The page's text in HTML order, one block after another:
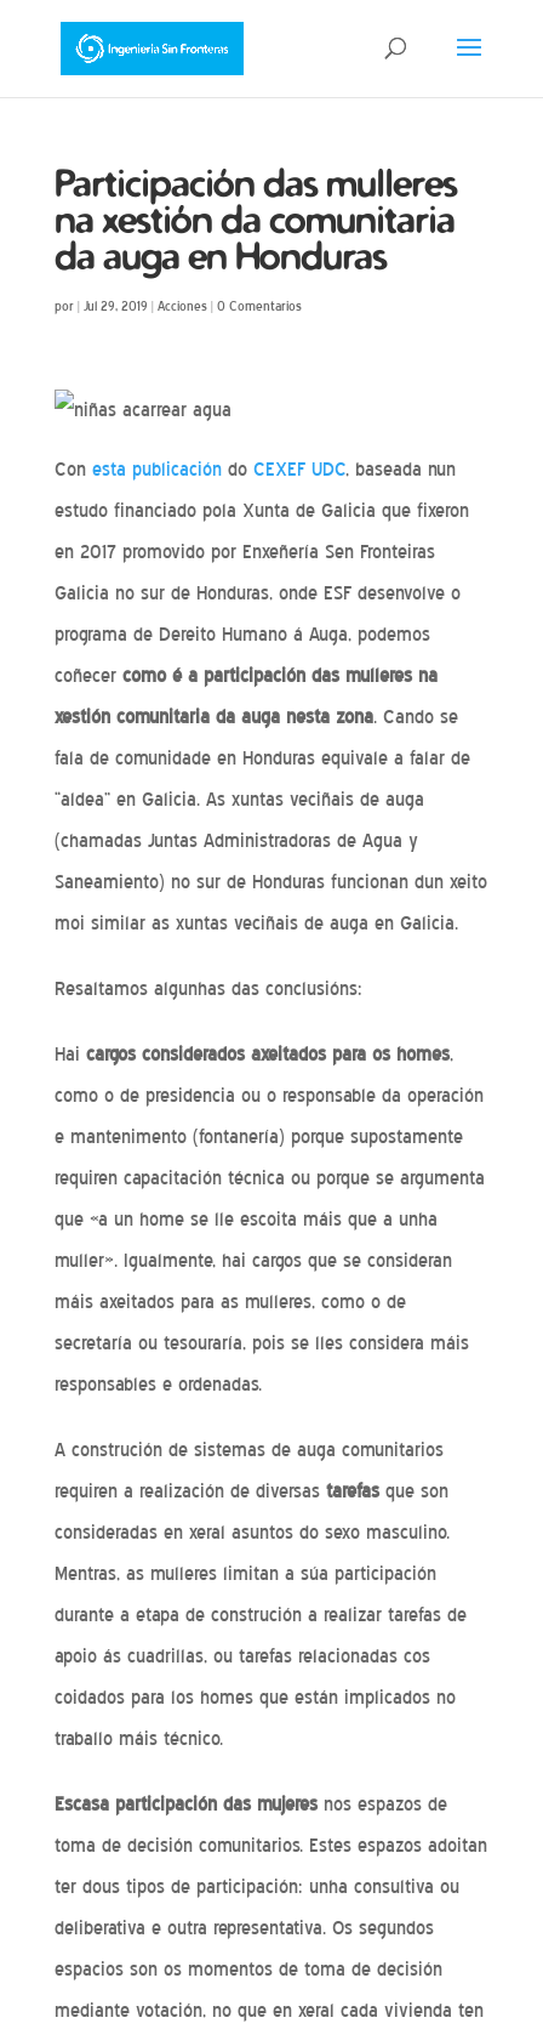
Participación das mulleres
na xestión da comunitaria
da auga en Honduras
por | Jul 29, 2019 | Acciones| 0 Comentarios
Con esta publicacióndo CEXEF UDC, baseada nun
estudo financiado pola Xunta de Galicia que fixeron
en 2017 promovido por Enxeñería Sen Fronteiras
Galicia no sur de Honduras, onde ESF desenvolve o
programa de Dereito Humano á Auga, podemos
coñecercomo é a participación das mulleres na
xestión comunitaria da auga nesta zona. Cando se
fala de comunidade en Honduras equivale a falar de
“aldea” en Galicia. As xuntas veciñais de auga
(chamadas Juntas Administradoras de Agua y
Saneamiento) no sur de Honduras funcionan dun xeito
moi similar as xuntas veciñais de auga en Galicia.
Resaltamos algunhas das conclusións:
Hai cargos considerados axeitados para os homes,
como o de presidencia ou o responsable da operación
e mantenimento (fontanería) porque supostamente
requiren capacitación técnica ou porque se argumenta
que «a un home se lle escoita máis que a unha
muller». Igualmente, hai cargos que se consideran
máis axeitados para as mulleres, como o de
secretaría ou tesouraría, pois se lles considera máis
responsables e ordenadas.
A construción de sistemas de auga comunitarios
requiren a realización de diversas tarefasque son
consideradas en xeral asuntos do sexo masculino.
Mentras, as mulleres limitan a súa participación
durante a etapa de construción a realizar tarefas de
apoio ás cuadrillas, ou tarefas relacionadas cos
coidados para los homes que están implicados no
traballo máis técnico.
Escasa participación das mujeresnos espazos de
toma de decisión comunitarios. Estes espazos adoitan
ter dous tipos de participación: unha consultiva ou
deliberativa e outra representativa. Os segundos
espacios son os momentos de toma de decisión
mediante votación, no que en xeral cada vivienda ten